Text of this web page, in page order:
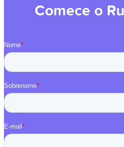
Comece o